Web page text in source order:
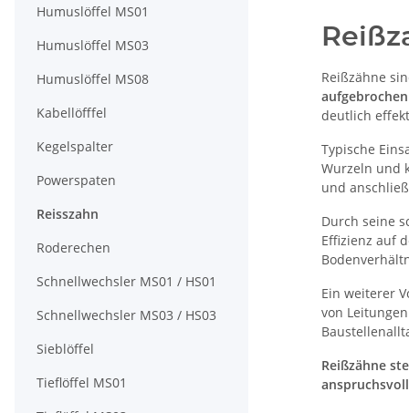
Reißzähne
deutlich
Typische
Wurzeln und
und
Durch seine
Effizienz auf
Ein weiterer
von
Reißzähne
Humuslöffel MS01
Humuslöffel MS03
Humuslöffel MS08
Kabellöfffel
Kegelspalter
Powerspaten
Reisszahn
Roderechen
Schnellwechsler MS01 / HS01
Schnellwechsler MS03 / HS03
Sieblöffel
Tieflöffel MS01